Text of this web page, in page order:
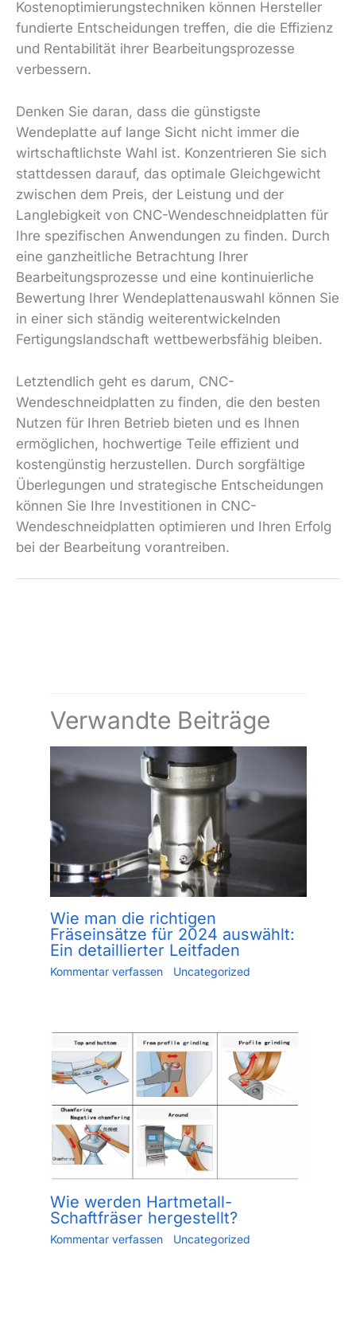
Kostenoptimierungstechniken können Hersteller
fundierte Entscheidungen treffen, die die Effizienz
und Rentabilität ihrer Bearbeitungsprozesse
verbessern.
Denken Sie daran, dass die günstigste
Wendeplatte auf lange Sicht nicht immer die
wirtschaftlichste Wahl ist. Konzentrieren Sie sich
stattdessen darauf, das optimale Gleichgewicht
zwischen dem Preis, der Leistung und der
Langlebigkeit von CNC-Wendeschneidplatten für
Ihre spezifischen Anwendungen zu finden. Durch
eine ganzheitliche Betrachtung Ihrer
Bearbeitungsprozesse und eine kontinuierliche
Bewertung Ihrer Wendeplattenauswahl können Sie
in einer sich ständig weiterentwickelnden
Fertigungslandschaft wettbewerbsfähig bleiben.
Letztendlich geht es darum, CNC-
Wendeschneidplatten zu finden, die den besten
Nutzen für Ihren Betrieb bieten und es Ihnen
ermöglichen, hochwertige Teile effizient und
kostengünstig herzustellen. Durch sorgfältige
Überlegungen und strategische Entscheidungen
können Sie Ihre Investitionen in CNC-
Wendeschneidplatten optimieren und Ihren Erfolg
bei der Bearbeitung vorantreiben.
Verwandte Beiträge
Wie man die richtigen
Fräseinsätze für 2024 auswählt:
Ein detaillierter Leitfaden
Kommentar verfassen Uncategorized
Wie werden Hartmetall-
Schaftfräser hergestellt?
Kommentar verfassen Uncategorized